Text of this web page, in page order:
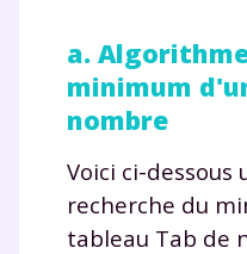
a.
minimum
nombre
Voici ci-
recherche du
tableau Tab de